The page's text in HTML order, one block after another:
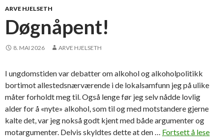
e
r
e
r
e
d
e
i
ARVE HJELSETH
Døgnåpent!
8. MAI 2026 ARVE HJELSETH
I ungdomstiden var debatter om alkohol og alkoholpolitikk
bortimot allestedsnærværende i de lokalsamfunn jeg på ulike
måter forholdt meg til. Også lenge før jeg selv nådde lovlig
alder for å «nyte» alkohol, som til og med motstandere gjerne
kalte det, var jeg nokså godt kjent med både argumenter og
motargumenter. Delvis skyldtes dette at den … Fortsett å lese